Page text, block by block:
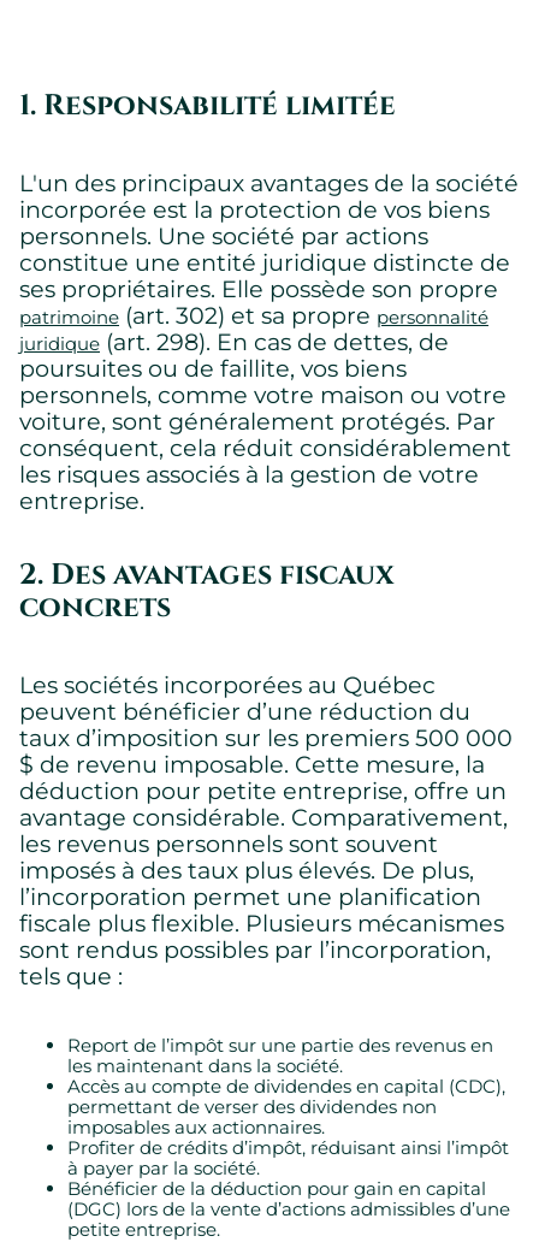
1. Responsabilité limitée
L'un des principaux avantages de la société
incorporée est la protection de vos biens
personnels. Une société par actions
constitue une entité juridique distincte de
ses propriétaires. Elle possède son propre
patrimoine (art. 302) et sa propre personnalité
juridique (art. 298). En cas de dettes, de
poursuites ou de faillite, vos biens
personnels, comme votre maison ou votre
voiture, sont généralement protégés. Par
conséquent, cela réduit considérablement
les risques associés à la gestion de votre
entreprise.
2. Des avantages fiscaux
concrets
Les sociétés incorporées au Québec
peuvent bénéficier d’une réduction du
taux d’imposition sur les premiers 500 000
$ de revenu imposable. Cette mesure, la
déduction pour petite entreprise, offre un
avantage considérable. Comparativement,
les revenus personnels sont souvent
imposés à des taux plus élevés. De plus,
l’incorporation permet une planification
fiscale plus flexible. Plusieurs mécanismes
sont rendus possibles par l’incorporation,
tels que :
Report de l’impôt sur une partie des revenus en
les maintenant dans la société.
Accès au compte de dividendes en capital (CDC),
permettant de verser des dividendes non
imposables aux actionnaires.
Profiter de crédits d’impôt, réduisant ainsi l’impôt
à payer par la société.
Bénéficier de la déduction pour gain en capital
(DGC) lors de la vente d’actions admissibles d’une
petite entreprise.